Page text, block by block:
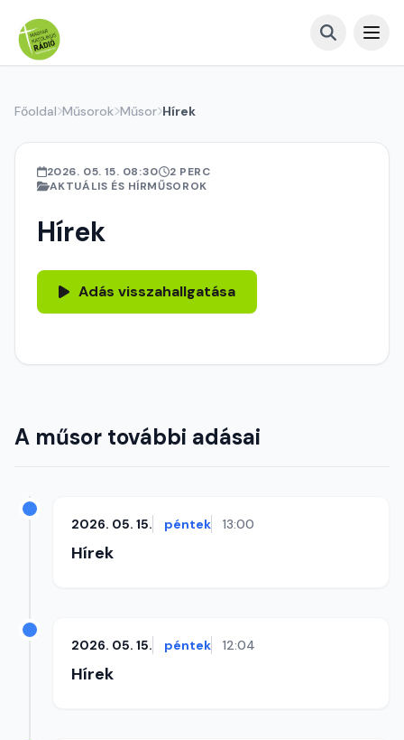
Főoldal Műsorok Műsor Hírek
2026. 05. 15. 08:30
2 PERC
AKTUÁLIS ÉS HÍRMŰSOROK
Hírek
Adás visszahallgatása
A műsor további adásai
2026. 05. 15. péntek 13:00
Hírek
2026. 05. 15. péntek 12:04
Hírek